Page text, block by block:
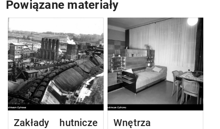
Powiązane materiały
Zakłady hutnicze
Wnętrza